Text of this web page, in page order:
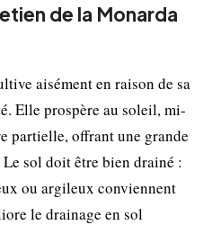
de la Monarda
aisément en raison de sa
Elle prospère au soleil, mi-
partielle, offrant une grande
sol doit être bien drainé :
ou argileux conviennent
le drainage en sol